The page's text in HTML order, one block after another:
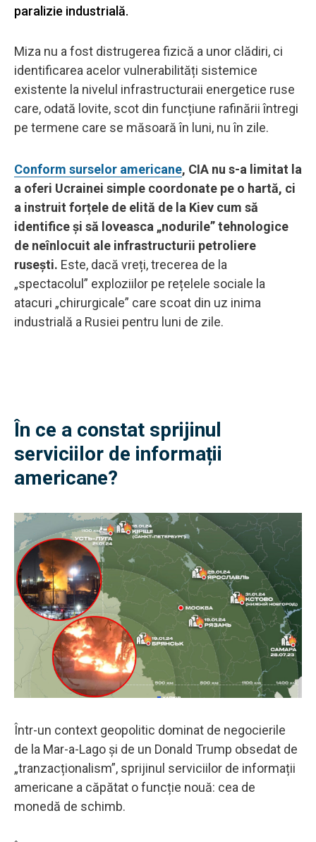
paralizie industrială.
Miza nu a fost distrugerea fizică a unor clădiri, ci
identificarea acelor vulnerabilități sistemice
existente la nivelul infrastructuraii energetice ruse
care, odată lovite, scot din funcțiune rafinării întregi
pe termene care se măsoară în luni, nu în zile.
Conform surselor americane, CIA nu s-a limitat la
a oferi Ucrainei simple coordonate pe o hartă, ci
a instruit forțele de elită de la Kiev cum să
identifice și să loveasca „nodurile” tehnologice
de neînlocuit ale infrastructurii petroliere
rusești. Este, dacă vreți, trecerea de la
„spectacolul” exploziilor pe rețelele sociale la
atacuri „chirurgicale” care scoat din uz inima
industrială a Rusiei pentru luni de zile.
În ce a constat sprijinul
serviciilor de informații
americane?
Într-un context geopolitic dominat de negocierile
de la Mar-a-Lago și de un Donald Trump obsedat de
„tranzacționalism”, sprijinul serviciilor de informații
americane a căpătat o funcție nouă: cea de
monedă de schimb.